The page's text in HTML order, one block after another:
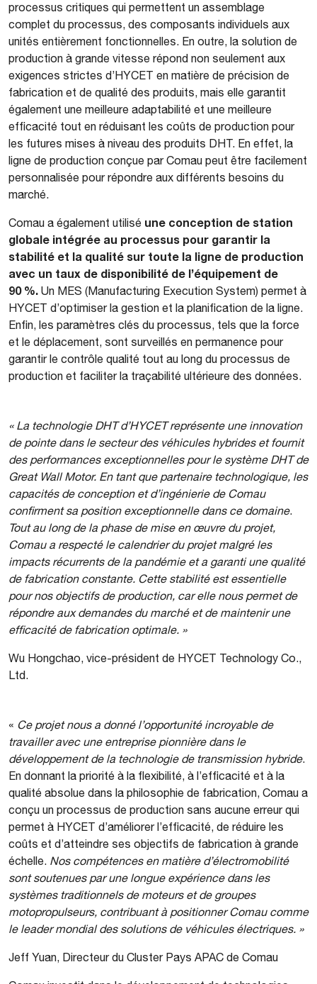
processus critiques qui permettent un assemblage
complet du processus, des composants individuels aux
unités entièrement fonctionnelles. En outre, la solution de
production à grande vitesse répond non seulement aux
exigences strictes d’HYCET en matière de précision de
fabrication et de qualité des produits, mais elle garantit
également une meilleure adaptabilité et une meilleure
efficacité tout en réduisant les coûts de production pour
les futures mises à niveau des produits DHT. En effet, la
ligne de production conçue par Comau peut être facilement
personnalisée pour répondre aux différents besoins du
marché.
Comau a également utilisé une conception de station
globale intégrée au processus pour garantir la
stabilité et la qualité sur toute la ligne de production
avec un taux de disponibilité de l’équipement de
90 %. Un MES (Manufacturing Execution System) permet à
HYCET d’optimiser la gestion et la planification de la ligne.
Enfin, les paramètres clés du processus, tels que la force
et le déplacement, sont surveillés en permanence pour
garantir le contrôle qualité tout au long du processus de
production et faciliter la traçabilité ultérieure des données.
« La technologie DHT d’HYCET représente une innovation
de pointe dans le secteur des véhicules hybrides et fournit
des performances exceptionnelles pour le système DHT de
Great Wall Motor. En tant que partenaire technologique, les
capacités de conception et d’ingénierie de Comau
confirment sa position exceptionnelle dans ce domaine.
Tout au long de la phase de mise en œuvre du projet,
Comau a respecté le calendrier du projet malgré les
impacts récurrents de la pandémie et a garanti une qualité
de fabrication constante. Cette stabilité est essentielle
pour nos objectifs de production, car elle nous permet de
répondre aux demandes du marché et de maintenir une
efficacité de fabrication optimale. »
Wu Hongchao, vice-président de HYCET Technology Co.,
Ltd.
« Ce projet nous a donné l’opportunité incroyable de
travailler avec une entreprise pionnière dans le
développement de la technologie de transmission hybride.
En donnant la priorité à la flexibilité, à l’efficacité et à la
qualité absolue dans la philosophie de fabrication, Comau a
conçu un processus de production sans aucune erreur qui
permet à HYCET d’améliorer l’efficacité, de réduire les
coûts et d’atteindre ses objectifs de fabrication à grande
échelle. Nos compétences en matière d’électromobilité
sont soutenues par une longue expérience dans les
systèmes traditionnels de moteurs et de groupes
motopropulseurs, contribuant à positionner Comau comme
le leader mondial des solutions de véhicules électriques. »
Jeff Yuan, Directeur du Cluster Pays APAC de Comau